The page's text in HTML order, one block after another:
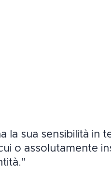
la sua sensibilità in
o assolutamente